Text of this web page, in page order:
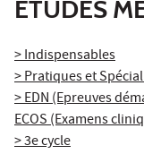
ÉTUDES
> Indispensables
> Pratiques et
> EDN (Epreuves
ECOS (Examens
> 3e cycle